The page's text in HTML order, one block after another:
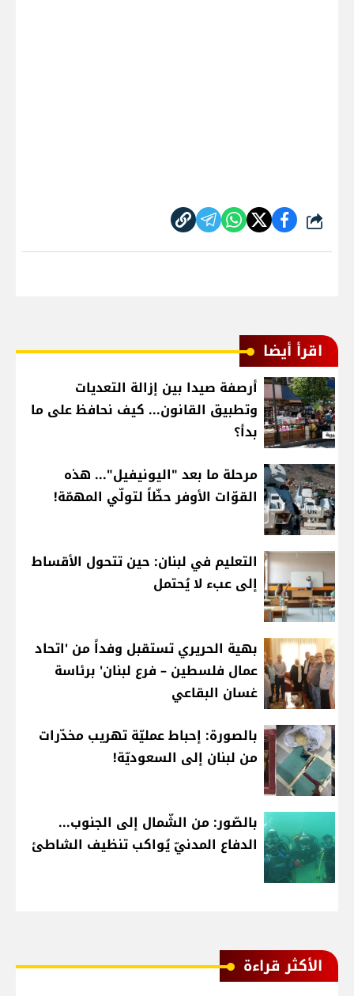
شارك
اقرأ أيضا
أرصفة صيدا بين إزالة التعديات
وتطبيق القانون... كيف نحافظ على ما
بدأ؟
مرحلة ما بعد "اليونيفيل"... هذه
القوّات الأوفر حظّاً لتولّي المهمّة!
التعليم في لبنان: حين تتحول الأقساط
إلى عبء لا يُحتمل
بهية الحريري تستقبل وفداً من 'اتحاد
عمال فلسطين – فرع لبنان' برئاسة
غسان البقاعي
بالصورة: إحباط عمليّة تهريب مخدّرات
من لبنان إلى السعوديّة!
بالصّور: من الشّمال إلى الجنوب...
الدفاع المدنيّ يُواكب تنظيف الشاطئ
الأكثر قراءة